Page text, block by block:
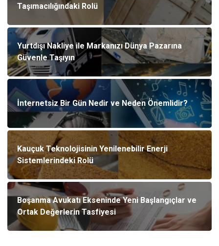
Taşımacılığındaki Rolü
Yurtdışı Nakliye ile Markanızı Dünya Pazarına
Güvenle Taşıyın
İnternetsiz Bir Gün Nedir ve Neden Önemlidir?
Kauçuk Teknolojisinin Yenilenebilir Enerji
Sistemlerindeki Rolü
Boşanma Avukatı Ekseninde Yeni Başlangıçlar ve
Ortak Değerlerin Tasfiyesi